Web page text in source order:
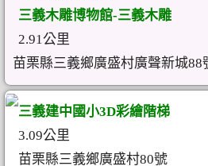
三義木雕博物館-三義木雕
2.91公里
苗栗縣三義鄉廣盛村廣聲新城88
三義建中國小3D彩繪階梯
3.09公里
苗栗縣三義鄉廣盛村80號